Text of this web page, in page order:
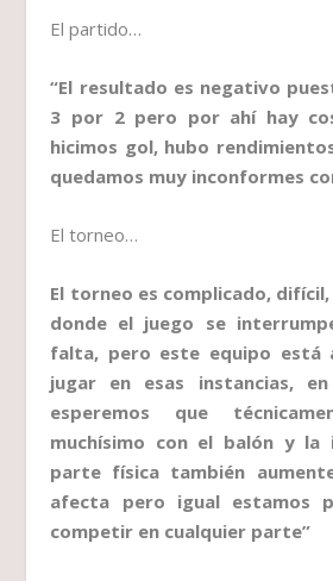
El partido…
“El resultado es negativo
3 por 2 pero por ahí hay
hicimos gol, hubo
quedamos muy inconformes
El torneo…
El torneo es complicado,
donde el juego se
falta, pero este equipo está
jugar en esas instancias,
esperemos que
muchísimo con el balón y la
parte física también
afecta pero igual estamos
competir en cualquier parte”